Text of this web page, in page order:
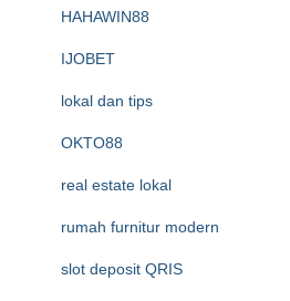
HAHAWIN88
IJOBET
lokal dan tips
OKTO88
real estate lokal
rumah furnitur modern
slot deposit QRIS